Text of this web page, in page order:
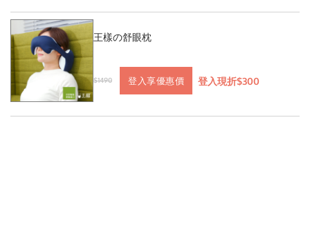
王樣の舒眼枕
$1490 登入享優惠價 登入現折$300